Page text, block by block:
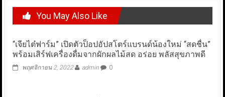
You May Also Like
“เจียไต๋ฟาร์ม” เปิดตัวป็อปอัปสโตร์แบรนด์น้องใหม่ “สดชื่น”
พร้อมเสิร์ฟเครื่องดื่มจากผักผลไม้สด อร่อย พลัสสุขภาพดี
พฤศจิกายน 2, 2022 admin 0